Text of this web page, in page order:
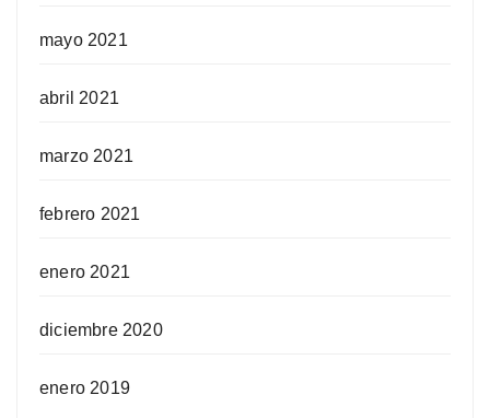
mayo 2021
abril 2021
marzo 2021
febrero 2021
enero 2021
diciembre 2020
enero 2019